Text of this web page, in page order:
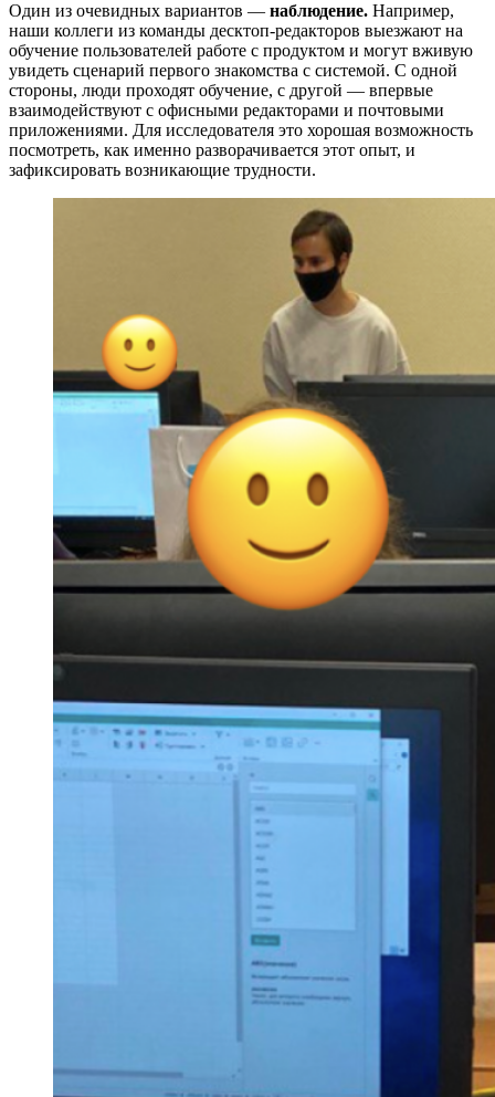
Один из очевидных вариантов — наблюдение. Например,
наши коллеги из команды десктоп-редакторов выезжают на
обучение пользователей работе с продуктом и могут вживую
увидеть сценарий первого знакомства с системой. С одной
стороны, люди проходят обучение, с другой — впервые
взаимодействуют с офисными редакторами и почтовыми
приложениями. Для исследователя это хорошая возможность
посмотреть, как именно разворачивается этот опыт, и
зафиксировать возникающие трудности.